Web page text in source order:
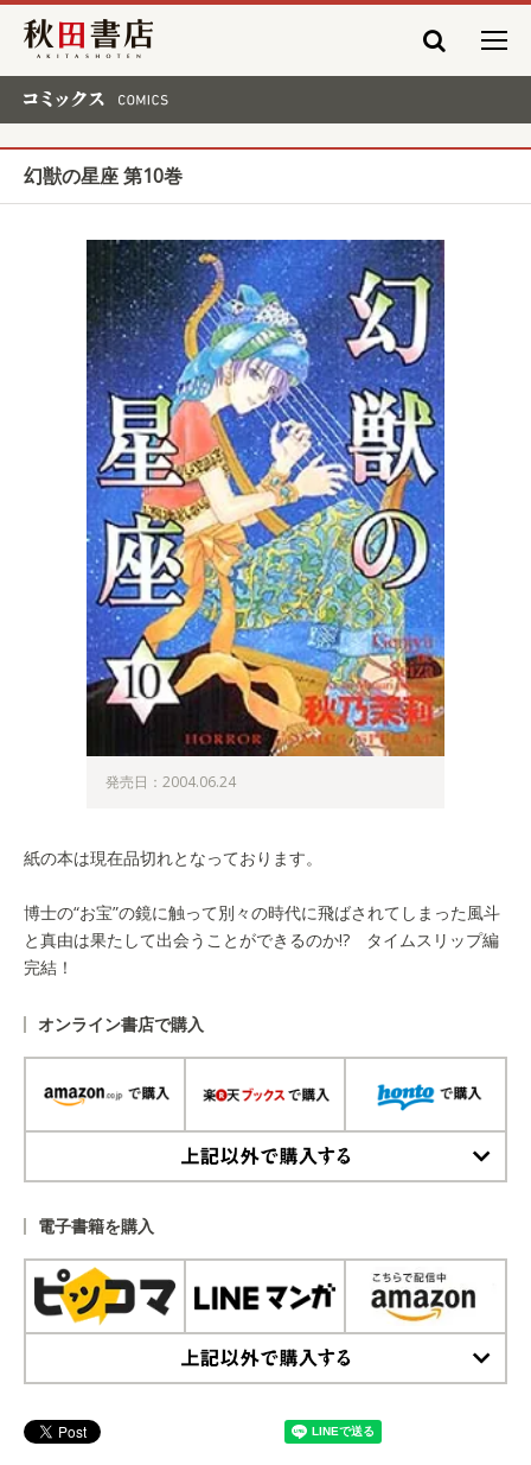
秋田書店
幻獣の星座 第10巻
発売日：2004.06.24
紙の本は現在品切れとなっております。
博士の“お宝”の鏡に触って別々の時代に飛ばされてしまった風斗
と真由は果たして出会うことができるのか!? タイムスリップ編
完結！
オンライン書店で購入
電子書籍を購入